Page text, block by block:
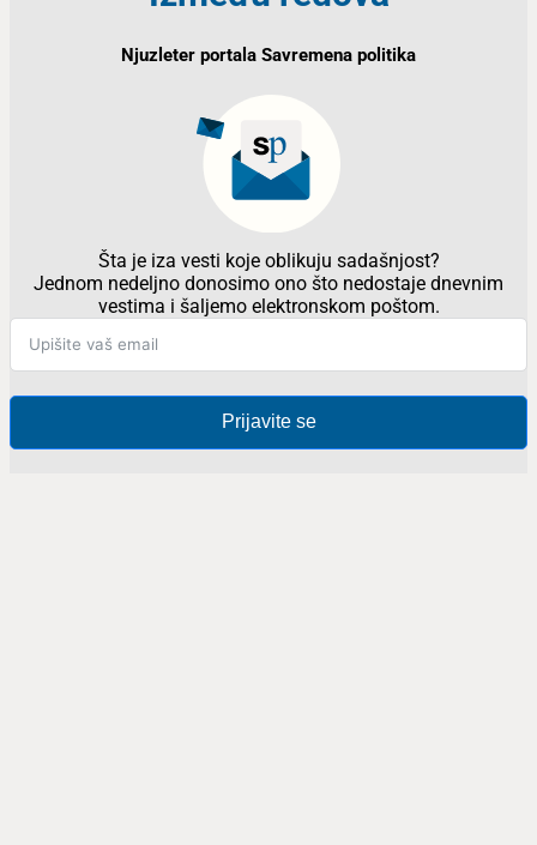
Njuzleter portala Savremena politika
Šta je iza vesti koje oblikuju sadašnjost?
Jednom nedeljno donosimo ono što nedostaje dnevnim
vestima i šaljemo elektronskom poštom.
Prijavite se